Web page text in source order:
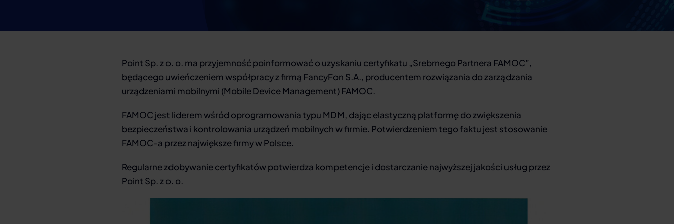
Point Sp. z o. o. ma przyjemność poinformować o uzyskaniu certyfikatu „Srebrnego Partnera FAMOC”,
będącego uwieńczeniem współpracy z firmą FancyFon S.A., producentem rozwiązania do zarządzania
urządzeniami mobilnymi (Mobile Device Management) FAMOC.
FAMOC jest liderem wśród oprogramowania typu MDM, dając elastyczną platformę do zwiększenia
bezpieczeństwa i kontrolowania urządzeń mobilnych w firmie. Potwierdzeniem tego faktu jest stosowanie
FAMOC-a przez największe firmy w Polsce.
Regularne zdobywanie certyfikatów potwierdza kompetencje i dostarczanie najwyższej jakości usług przez
Point Sp. z o. o.